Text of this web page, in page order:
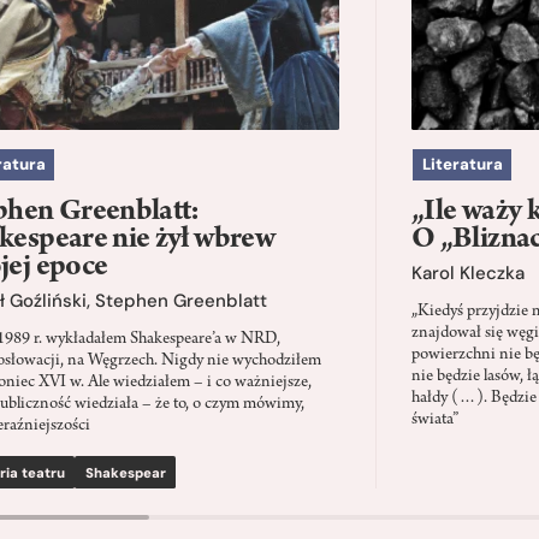
Greenblatt:
nie żył wbrew
epoce
Goźliński, Stephen Greenblatt
r. wykładałem Shakespeare’a w NRD,
na Węgrzech. Nigdy nie wychodziłem
XVI w. Ale wiedziałem – i co ważniejsze,
wiedziała – że to, o czym mówimy,
teatru Shakespear
Literatura
„Ile waży
O
Karol Kleczka
„Kiedyś przyjdzie
znajdował się
powierzchni nie
nie będzie lasów,
hałdy (…).
świata”